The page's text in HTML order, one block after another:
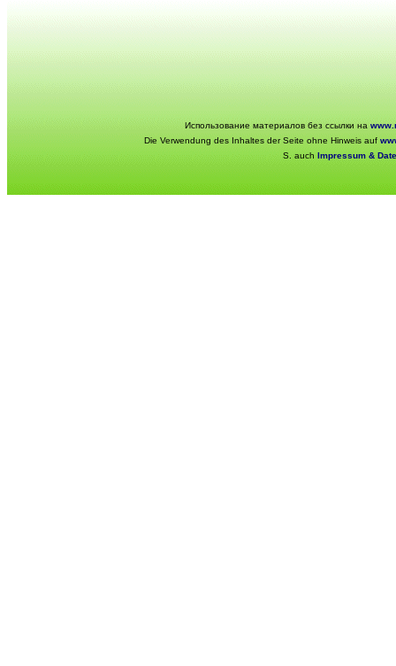
Использование материалов без ссылки на
Die Verwendung des Inhaltes der Seite ohne Hinweis auf
S. auch Impressum &